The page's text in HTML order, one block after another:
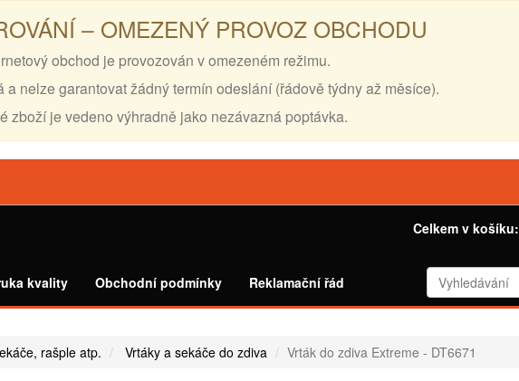
– OMEZENÝ PROVOZ OBCHODU
obchod je provozován v omezeném režimu.
nelze garantovat žádný termín odeslání (řádově týdny až měsíce).
zboží je vedeno výhradně jako nezávazná poptávka.
Celkem v košíku:
kvality Obchodní podmínky Reklamační řád
rašple atp. Vrtáky a sekáče do zdiva Vrták do zdiva Extreme - DT6671